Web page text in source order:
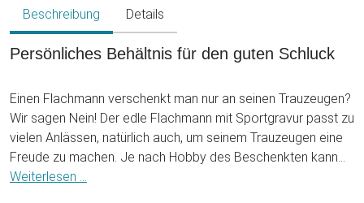
Beschreibung Details
Persönliches Behältnis für den guten Schluck
Einen Flachmann verschenkt man nur an seinen Trauzeugen?
Wir sagen Nein! Der edle Flachmann mit Sportgravur passt zu
vielen Anlässen, natürlich auch, um seinem Trauzeugen eine
Freude zu machen. Je nach Hobby des Beschenkten kann
unser Flachmann persönlich graviert werden und wird so zu
Weiterlesen ...